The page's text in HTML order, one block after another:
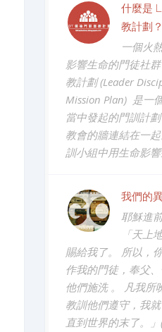
什麼是
教計劃？
一個火
影響生命的門徒社
教計劃 (Leader
Mission Plan) 是一
當中發起的門訓計
教會的牆連結在一
訓小組中用生命影
我們的
耶穌進
「天上
賜給我了。 所以，
作我的門徒，奉父
他們施洗 。 凡我所
教訓他們遵守，我
直到世界的末了。